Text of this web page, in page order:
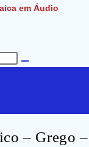
em Áudio
– Grego